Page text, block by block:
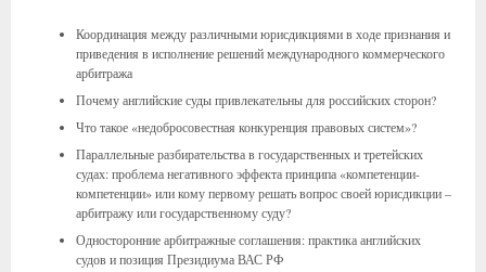
Координация между различными юрисдикциями в ходе признания и
приведения в исполнение решений международного коммерческого
арбитража
Почему английские суды привлекательны для российских сторон?
Что такое «недобросовестная конкуренция правовых систем»?
Параллельные разбирательства в государственных и третейских
судах: проблема негативного эффекта принципа «компетенции-
компетенции» или кому первому решать вопрос своей юрисдикции –
арбитражу или государственному суду?
Односторонние арбитражные соглашения: практика английских
судов и позиция Президиума ВАС РФ